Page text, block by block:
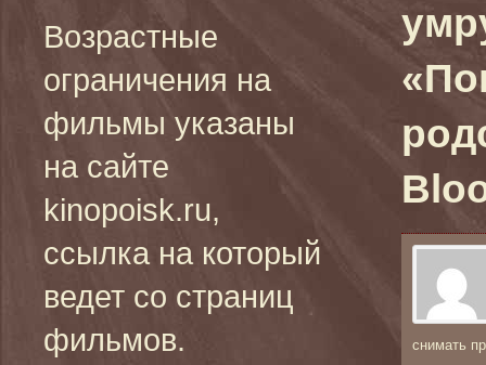
Возрастные
ограничения на
фильмы указаны
на сайте
kinopoisk.ru,
ссылка на который
ведет со страниц
фильмов.
снимать